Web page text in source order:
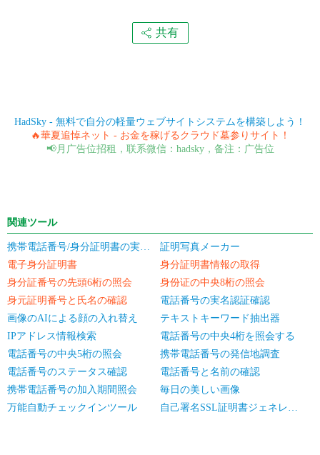
共有
HadSky - 無料で自分の軽量ウェブサイトシステムを構築しよう！
🔥華夏追悼ネット - お金を稼げるクラウド墓参りサイト！
📢月广告位招租，联系微信：hadsky，备注：广告位
関連ツール
携帯電話番号/身分証明書の実名認証の一括確認
証明写真メーカー
電子身分証明書
身分証明書情報の取得
身分証番号の先頭6桁の照会
身份证の中央8桁の照会
身元証明番号と氏名の確認
電話番号の実名認証確認
画像のAIによる顔の入れ替え
テキストキーワード抽出器
IPアドレス情報検索
電話番号の中央4桁を照会する
電話番号の中央5桁の照会
携帯電話番号の発信地調査
電話番号のステータス確認
電話番号と名前の確認
携帯電話番号の加入期間照会
毎日の美しい画像
万能自動チェックインツール
自己署名SSL証明書ジェネレータ